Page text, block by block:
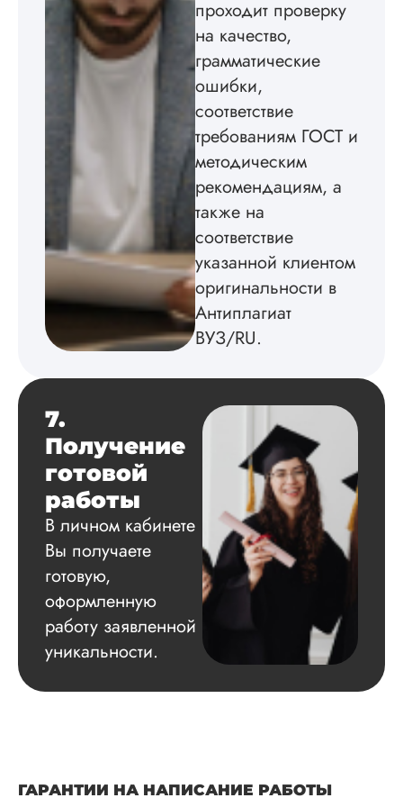
изображения
мне. Услугой
бесплатного
Читать полный
проходит проверку
на качество,
грамматические
ошибки,
соответствие
требованиям ГОСТ и
методическим
рекомендациям, а
также на
соответствие
указанной клиентом
оригинальности в
Антиплагиат
ВУЗ/RU.
7.
Получение
готовой
работы
В личном кабинете
Вы получаете
готовую,
оформленную
работу заявленной
уникальности.
ГАРАНТИИ НА НАПИСАНИЕ РАБОТЫ